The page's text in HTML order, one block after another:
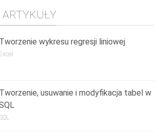
Tworzenie wykresu regresji liniowej
Excel
Tworzenie, usuwanie i modyfikacja tabel w